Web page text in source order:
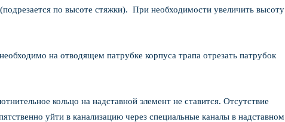
по высоте стяжки). При необходимости увеличить высоту
на отводящем патрубке корпуса трапа отрезать патрубок
кольцо на надставной элемент не ставится. Отсутствие
уйти в канализацию через специальные каналы в надставном